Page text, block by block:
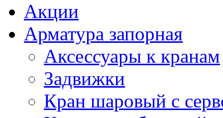
Акции
Арматура запорная
Аксессуары к кранам
Задвижки
Кран шаровый с